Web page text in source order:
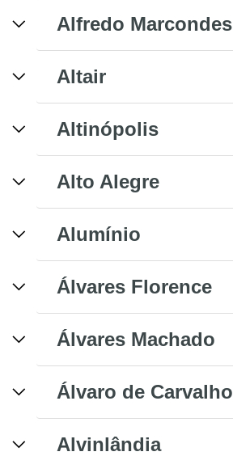
Alfredo Marcondes
Altair
Altinópolis
Alto Alegre
Alumínio
Álvares Florence
Álvares Machado
Álvaro de Carvalho
Alvinlândia